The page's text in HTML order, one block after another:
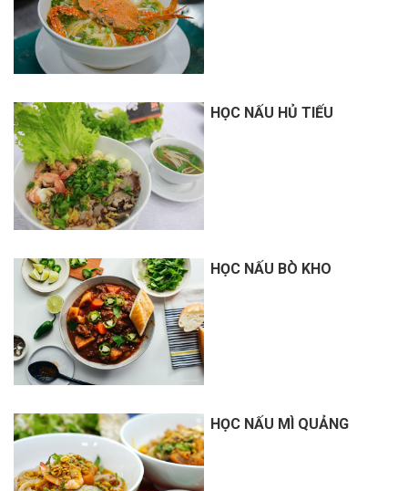
HỌC NẤU HỦ TIẾU
HỌC NẤU BÒ KHO
HỌC NẤU MÌ QUẢNG